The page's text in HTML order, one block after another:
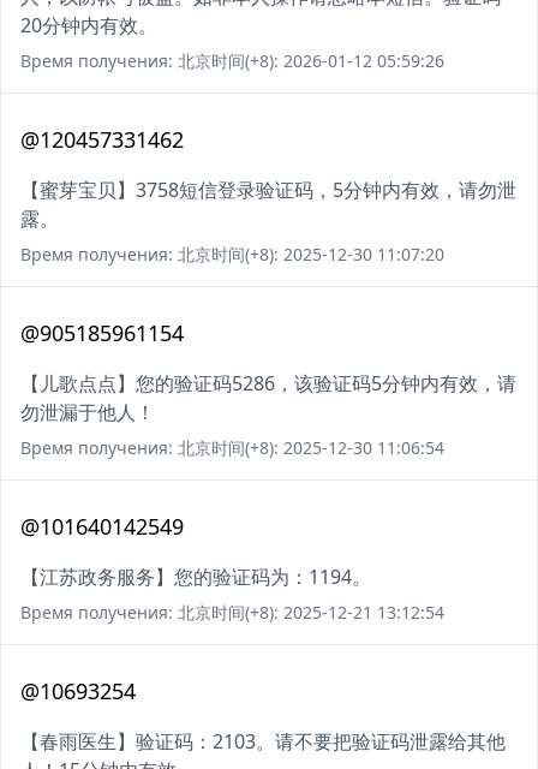
20分钟内有效。
Время получения: 北京时间(+8): 2026-01-12 05:59:26
@120457331462
【蜜芽宝贝】3758短信登录验证码，5分钟内有效，请勿泄
露。
Время получения: 北京时间(+8): 2025-12-30 11:07:20
@905185961154
【儿歌点点】您的验证码5286，该验证码5分钟内有效，请
勿泄漏于他人！
Время получения: 北京时间(+8): 2025-12-30 11:06:54
@101640142549
【江苏政务服务】您的验证码为：1194。
Время получения: 北京时间(+8): 2025-12-21 13:12:54
@10693254
【春雨医生】验证码：2103。请不要把验证码泄露给其他